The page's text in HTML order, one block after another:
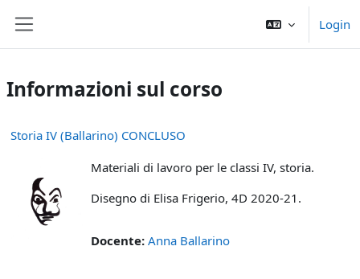
Login
Informazioni sul corso
Storia IV (Ballarino) CONCLUSO
Materiali di lavoro per le classi IV, storia.
Disegno di Elisa Frigerio, 4D 2020-21.
Docente: Anna Ballarino